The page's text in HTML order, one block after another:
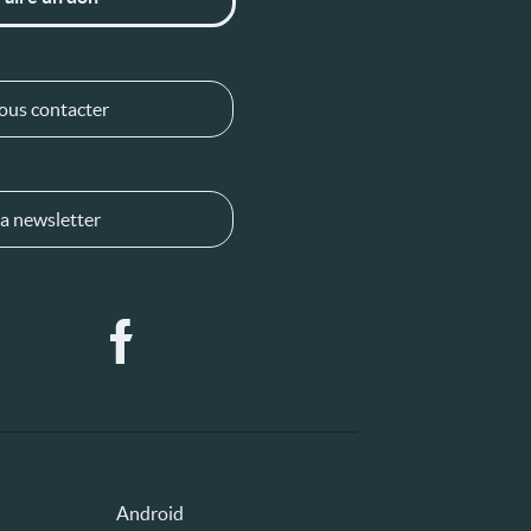
contacter
newsletter
Android